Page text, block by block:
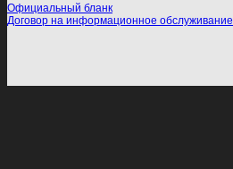
Официальный бланк
Договор на информационное обслуживание